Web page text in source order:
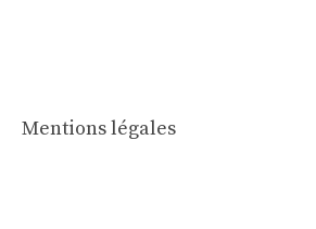
Mentions légales